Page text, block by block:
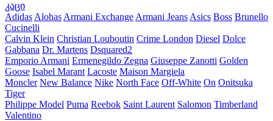
კაცი
Adidas Alohas Armani Exchange Armani Jeans Asics Boss Brunello
Cucinelli
Calvin Klein Christian Louboutin Crime London Diesel Dolce
Gabbana Dr. Martens Dsquared2
Emporio Armani Ermenegildo Zegna Giuseppe Zanotti Golden
Goose Isabel Marant Lacoste Maison Margiela
Moncler New Balance Nike North Face Off-White On Onitsuka
Tiger
Philippe Model Puma Reebok Saint Laurent Salomon Timberland
Valentino